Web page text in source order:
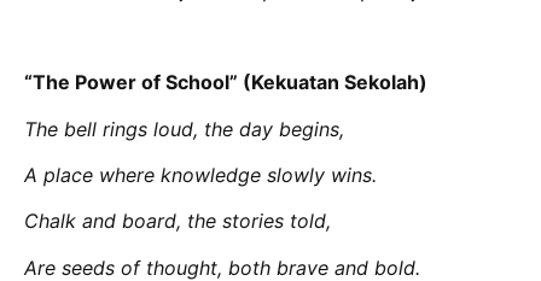
“The Power of School” (Kekuatan Sekolah)
The bell rings loud, the day begins,
A place where knowledge slowly wins.
Chalk and board, the stories told,
Are seeds of thought, both brave and bold.